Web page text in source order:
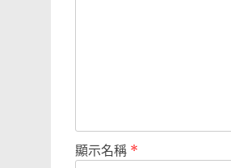
顯示名稱 *